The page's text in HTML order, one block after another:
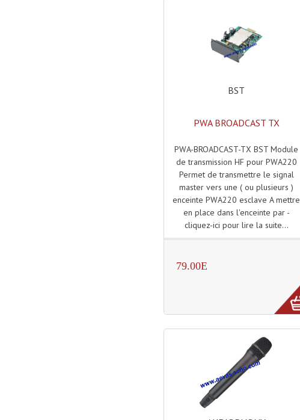
BST
PWA BROADCAST TX
PWA-BROADCAST-TX BST Module
de transmission HF pour PWA220
Permet de transmettre le signal
master vers une ( ou plusieurs )
enceinte PWA220 esclave A mettre
en place dans l'enceinte par -
cliquez-ici pour lire la suite...
79.00E